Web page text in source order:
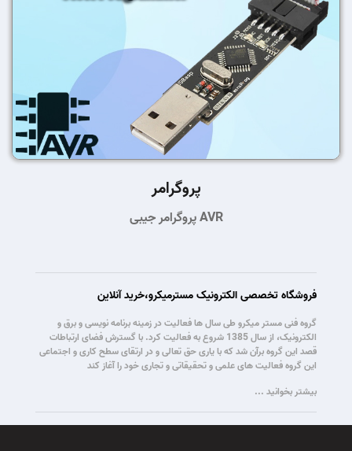
پروگرامر
پروگرامر جیبی AVR
فروشگاه تخصصی الکترونیک مسترمیکرو،خرید آنلاین
گروه فنی مستر میکرو طی سال ها فعالیت در زمینه برنامه نویسی و برق و
الکترونیک، از سال 1385 شروع به فعالیت کرد. با گسترش فضای ارتباطات
قصد این گروه برآن شد که با یاری حق تعالی و در ارتقای سطح کاری و اجتماعی
این گروه فعالیت های علمی و تحقیقاتی و تجاری خود را آغاز کند
بیشتر بخوانید ...